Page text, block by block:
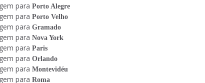
para Porto Alegre
para Porto Velho
para Gramado
para Nova York
para Paris
para Orlando
para Montevidéu
para Roma